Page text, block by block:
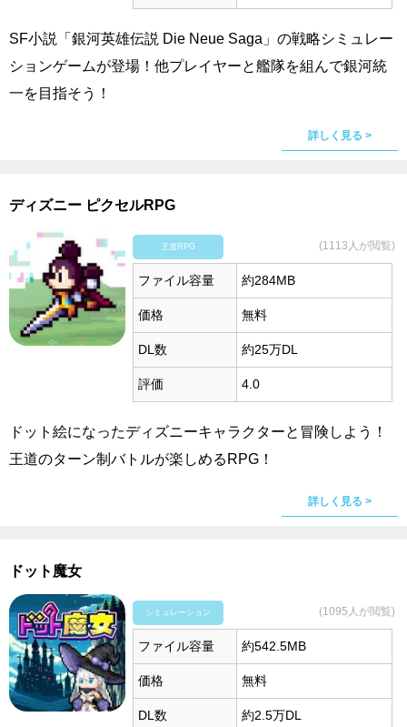
SF小説「銀河英雄伝説 Die Neue Saga」の戦略シミュレー
ションゲームが登場！他プレイヤーと艦隊を組んで銀河統
一を目指そう！
詳しく見る >
ディズニー ピクセルRPG
王道RPG (1113人が閲覧)
ファイル容量 約284MB
価格 無料
DL数 約25万DL
評価 4.0
ドット絵になったディズニーキャラクターと冒険しよう！
王道のターン制バトルが楽しめるRPG！
詳しく見る >
ドット魔女
シミュレーション (1095人が閲覧)
ファイル容量 約542.5MB
価格 無料
DL数 約2.5万DL